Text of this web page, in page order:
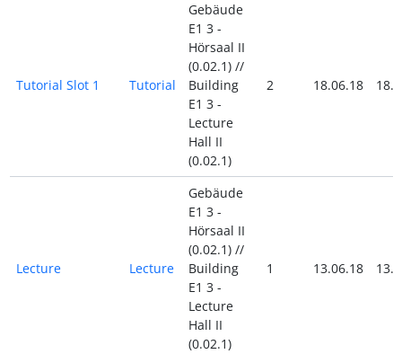
Tutorial Slot 1 Tutorial
Gebäude
E1 3 -
Hörsaal II
(0.02.1) //
Building
E1 3 -
Lecture
Hall II
(0.02.1)
2 18.06.18
Lecture Lecture
Gebäude
E1 3 -
Hörsaal II
(0.02.1) //
Building
E1 3 -
Lecture
Hall II
(0.02.1)
1 13.06.18